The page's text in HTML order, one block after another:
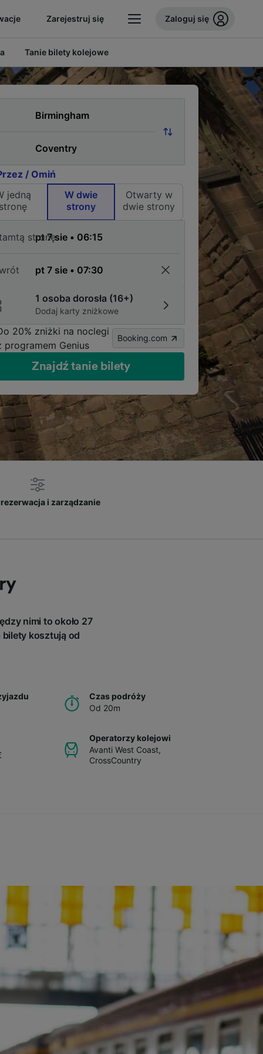
Zarejestruj się Zaloguj się
Tanie bilety kolejowe
/ Omiń
jedną
W dwie
strony
Otwarty w
dwie strony
stronę
1 osoba dorosła (16+)
Dodaj karty zniżkowe
20% zniżki na noclegi
programem Genius
Booking.com
Znajdź tanie bilety
i zarządzanie
nimi to około 27
bilety kosztują od
Czas podróży
Od 20m
Operatorzy kolejowi
Avanti West Coast,
CrossCountry